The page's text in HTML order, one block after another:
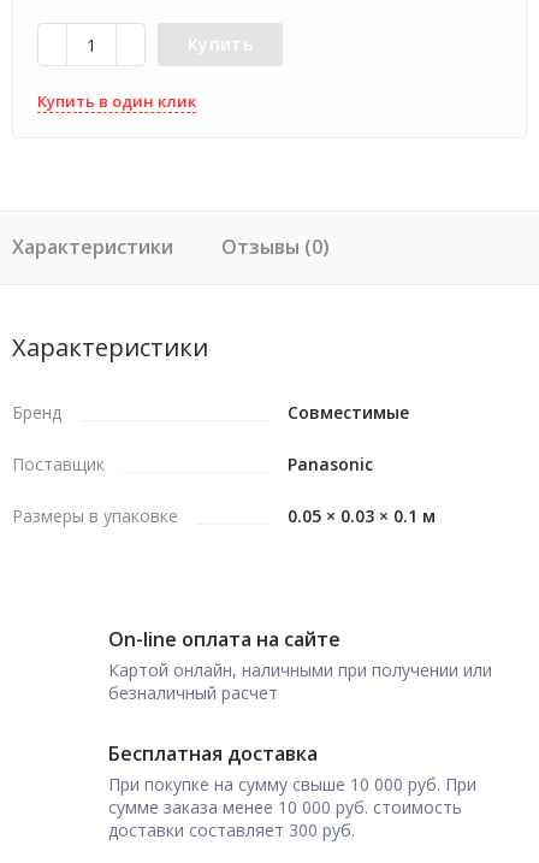
Купить
Купить в один клик
Характеристики Отзывы (0)
Характеристики
Бренд Совместимые
Поставщик Panasonic
Размеры в упаковке 0.05 × 0.03 × 0.1 м
On-line оплата на сайте
Картой онлайн, наличными при получении или
безналичный расчет
Бесплатная доставка
При покупке на сумму свыше 10 000 руб. При
сумме заказа менее 10 000 руб. стоимость
доставки составляет 300 руб.